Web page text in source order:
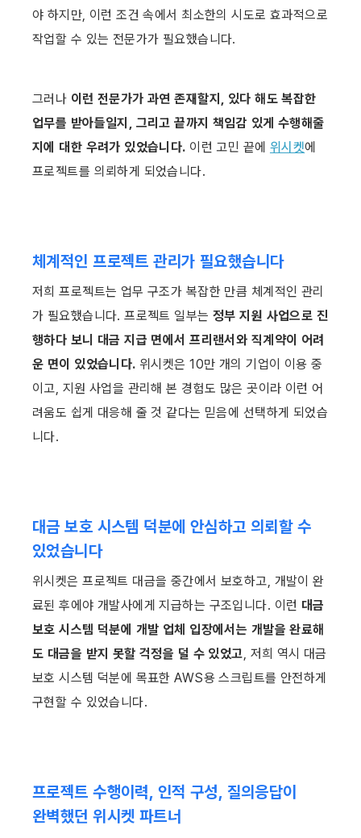
야 하지만, 이런 조건 속에서 최소한의 시도로 효과적으로
작업할 수 있는 전문가가 필요했습니다.
그러나 이런 전문가가 과연 존재할지, 있다 해도 복잡한
업무를 받아들일지, 그리고 끝까지 책임감 있게 수행해줄
지에 대한 우려가 있었습니다. 이런 고민 끝에 위시켓에
프로젝트를 의뢰하게 되었습니다.
체계적인 프로젝트 관리가 필요했습니다
저희 프로젝트는 업무 구조가 복잡한 만큼 체계적인 관리
가 필요했습니다. 프로젝트 일부는 정부 지원 사업으로 진
행하다 보니 대금 지급 면에서 프리랜서와 직계약이 어려
운 면이 있었습니다. 위시켓은 10만 개의 기업이 이용 중
이고, 지원 사업을 관리해 본 경험도 많은 곳이라 이런 어
려움도 쉽게 대응해 줄 것 같다는 믿음에 선택하게 되었습
니다.
대금 보호 시스템 덕분에 안심하고 의뢰할 수
있었습니다
위시켓은 프로젝트 대금을 중간에서 보호하고, 개발이 완
료된 후에야 개발사에게 지급하는 구조입니다. 이런 대금
보호 시스템 덕분에 개발 업체 입장에서는 개발을 완료해
도 대금을 받지 못할 걱정을 덜 수 있었고, 저희 역시 대금
보호 시스템 덕분에 목표한 AWS용 스크립트를 안전하게
구현할 수 있었습니다.
프로젝트 수행이력, 인적 구성, 질의응답이
완벽했던 위시켓 파트너